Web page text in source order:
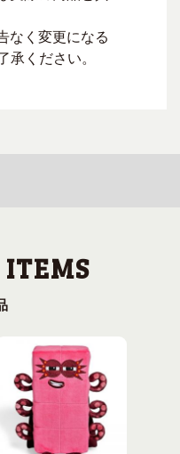
なく変更になる
ください。